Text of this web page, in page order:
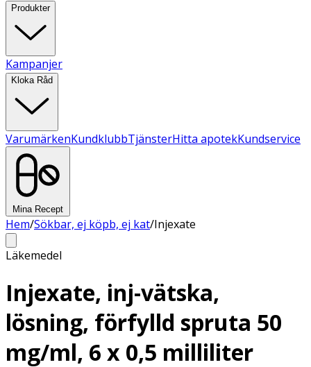
Produkter
Kampanjer
Kloka Råd
VarumärkenKundklubbTjänsterHitta apotekKundservice
Mina Recept
Hem/Sökbar, ej köpb, ej kat/Injexate
Läkemedel
Injexate, inj-vätska,
lösning, förfylld spruta 50
mg/ml, 6 x 0,5 milliliter